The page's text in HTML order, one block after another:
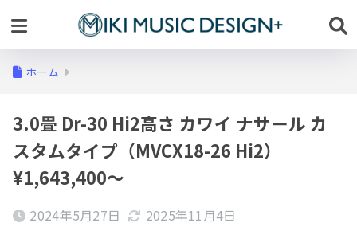
ホーム
3.0畳 Dr-30 Hi2高さ カワイ ナサール カ
スタムタイプ（MVCX18-26 Hi2）
¥1,643,400～
2024年5月27日 2025年11月4日